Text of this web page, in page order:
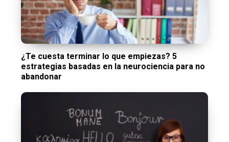
¿Te cuesta terminar lo que empiezas? 5
estrategias basadas en la neurociencia para no
abandonar